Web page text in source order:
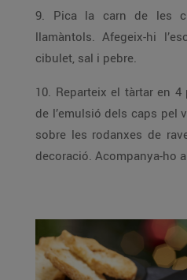
9. Pica la carn de les
llamàntols. Afegeix-hi
cibulet, sal i pebre.
10. Reparteix el tàrtar en 4 plats, afegint-
de l’emulsió dels caps pel
sobre les rodanxes de
decoració.